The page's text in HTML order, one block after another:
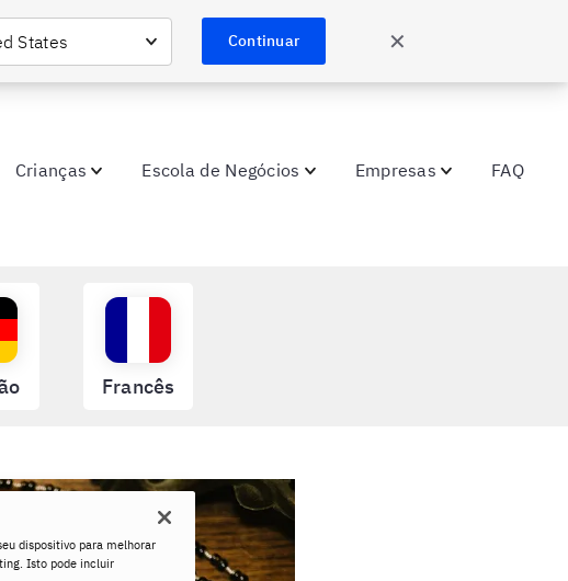
States Continuar ✕
Crianças Escola de Negócios Empresas FAQ
Francês
dispositivo para melhorar
Isto pode incluir